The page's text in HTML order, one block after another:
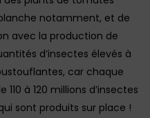
notamment, et de
avec la production de
d’insectes élevés à
car chaque
à 120 millions d’insectes
sont produits sur place !